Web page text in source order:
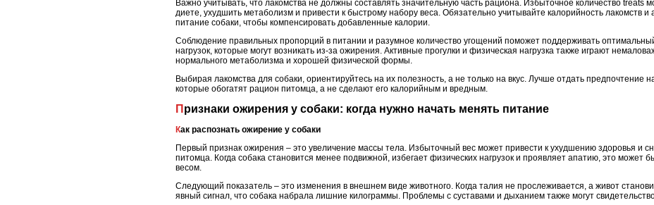
Важно учитывать, что лакомства не должны составлять значительную часть рациона. Избыточное количество treats
диете, ухудшить метаболизм и привести к быстрому набору веса. Обязательно учитывайте калорийность лакомств и
питание собаки, чтобы компенсировать добавленные калории.
Соблюдение правильных пропорций в питании и разумное количество угощений поможет поддерживать
нагрузок, которые могут возникать из-за ожирения. Активные прогулки и физическая нагрузка также играют
нормального метаболизма и хорошей физической формы.
Выбирая лакомства для собаки, ориентируйтесь на их полезность, а не только на вкус. Лучше отдать предпочтение
которые обогатят рацион питомца, а не сделают его калорийным и вредным.
Признаки ожирения у собаки: когда нужно начать менять питание
Как распознать ожирение у собаки
Первый признак ожирения – это увеличение массы тела. Избыточный вес может привести к ухудшению здоровья и
питомца. Когда собака становится менее подвижной, избегает физических нагрузок и проявляет апатию, это может
весом.
Следующий показатель – это изменения в внешнем виде животного. Когда талия не прослеживается, а живот
явный сигнал, что собака набрала лишние килограммы. Проблемы с суставами и дыханием также могут